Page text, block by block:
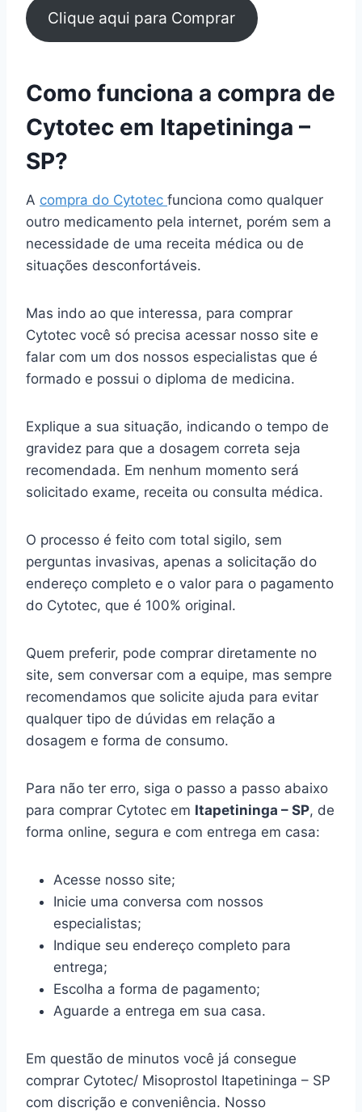
Clique aqui para Comprar
Como funciona a compra de
Cytotec em Itapetininga –
SP?
A compra do Cytotec funciona como qualquer
outro medicamento pela internet, porém sem a
necessidade de uma receita médica ou de
situações desconfortáveis.
Mas indo ao que interessa, para comprar
Cytotec você só precisa acessar nosso site e
falar com um dos nossos especialistas que é
formado e possui o diploma de medicina.
Explique a sua situação, indicando o tempo de
gravidez para que a dosagem correta seja
recomendada. Em nenhum momento será
solicitado exame, receita ou consulta médica.
O processo é feito com total sigilo, sem
perguntas invasivas, apenas a solicitação do
endereço completo e o valor para o pagamento
do Cytotec, que é 100% original.
Quem preferir, pode comprar diretamente no
site, sem conversar com a equipe, mas sempre
recomendamos que solicite ajuda para evitar
qualquer tipo de dúvidas em relação a
dosagem e forma de consumo.
Para não ter erro, siga o passo a passo abaixo
para comprar Cytotec em Itapetininga – SP, de
forma online, segura e com entrega em casa:
Acesse nosso site;
Inicie uma conversa com nossos
especialistas;
Indique seu endereço completo para
entrega;
Escolha a forma de pagamento;
Aguarde a entrega em sua casa.
Em questão de minutos você já consegue
comprar Cytotec/ Misoprostol Itapetininga – SP
com discrição e conveniência. Nosso